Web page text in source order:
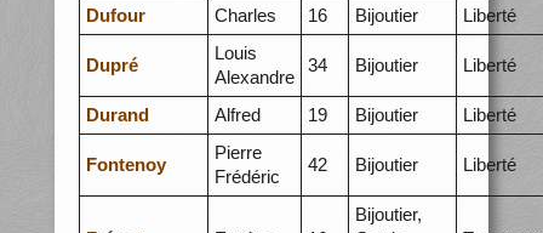
Dufour Charles 16 Bijoutier Liberté
Dupré
Louis
Alexandre
34 Bijoutier Liberté
Durand Alfred 19 Bijoutier Liberté
Fontenoy
Pierre
Frédéric
42 Bijoutier Liberté
Bijoutier,